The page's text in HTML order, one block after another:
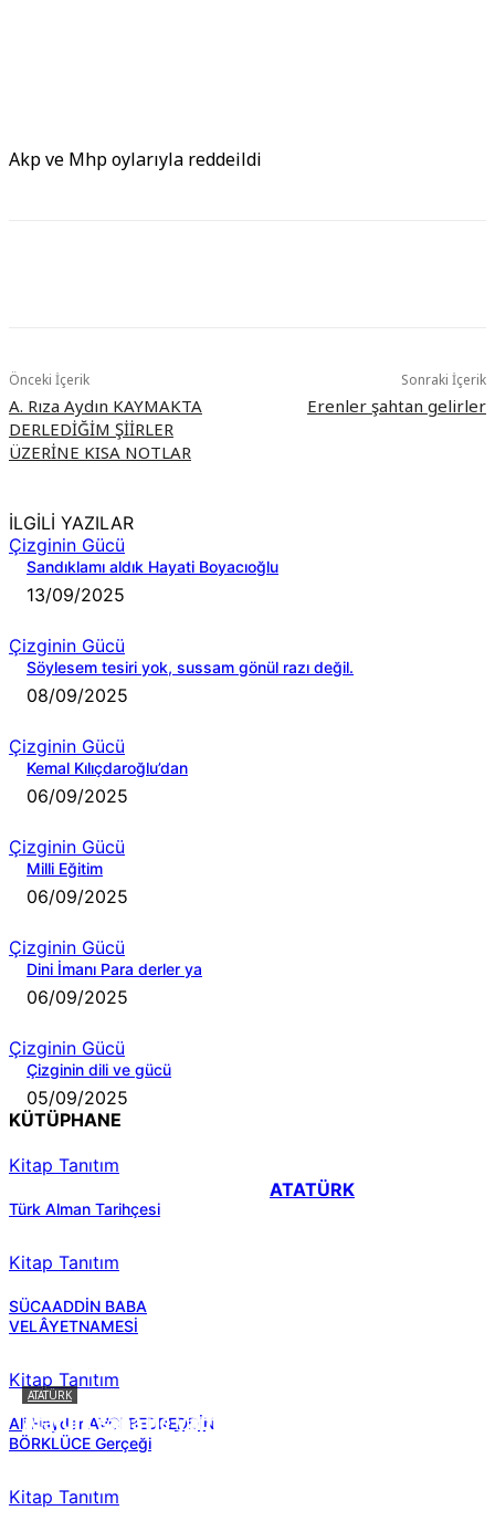
Akp ve Mhp oylarıyla reddeildi
Önceki İçerik
A. Rıza Aydın KAYMAKTA
DERLEDİĞİM ŞİİRLER
ÜZERİNE KISA NOTLAR
Sonraki İçerik
Erenler şahtan gelirler
İLGİLİ YAZILAR
Çizginin Gücü
Sandıklamı aldık Hayati Boyacıoğlu
13/09/2025
Çizginin Gücü
Söylesem tesiri yok, sussam gönül razı değil.
08/09/2025
Çizginin Gücü
Kemal Kılıçdaroğlu’dan
06/09/2025
Çizginin Gücü
Milli Eğitim
06/09/2025
Çizginin Gücü
Dini İmanı Para derler ya
06/09/2025
Çizginin Gücü
Çizginin dili ve gücü
05/09/2025
KÜTÜPHANE
Kitap Tanıtım
Türk Alman Tarihçesi
Kitap Tanıtım
SÜCAADDİN BABA
VELÂYETNAMESİ
Kitap Tanıtım
Ali Haydar AVCI BEDREDDİN
BÖRKLÜCE Gerçeği
Kitap Tanıtım
ATATÜRK
ATATÜRK
Atatürk sana ne yaptı?